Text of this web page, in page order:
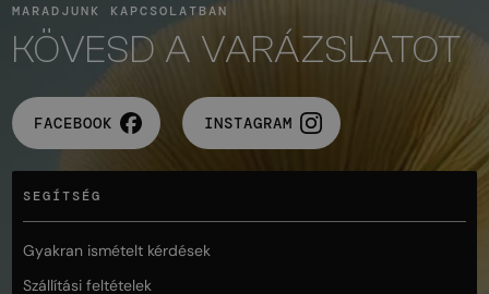
MARADJUNK KAPCSOLATBAN
KÖVESD A VARÁZSLATOT
FACEBOOK INSTAGRAM
SEGÍTSÉG
Gyakran ismételt kérdések
Szállítási feltételek